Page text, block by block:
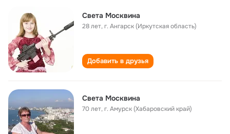
Света Москвина
28 лет,г. Ангарск (Иркутская область)
Добавить в друзья
Света Москвина
70 лет,г. Амурск (Хабаровский край)